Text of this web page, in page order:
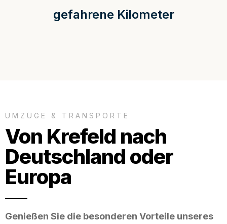
gefahrene Kilometer
UMZÜGE & TRANSPORTE
Von Krefeld nach
Deutschland oder
Europa
Genießen Sie die besonderen Vorteile unseres